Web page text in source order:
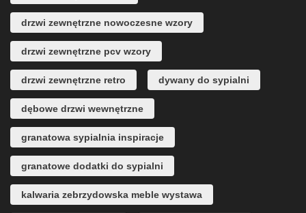
drzwi zewnętrzne nowoczesne wzory
drzwi zewnętrzne pcv wzory
drzwi zewnętrzne retro dywany do sypialni
dębowe drzwi wewnętrzne
granatowa sypialnia inspiracje
granatowe dodatki do sypialni
kalwaria zebrzydowska meble wystawa